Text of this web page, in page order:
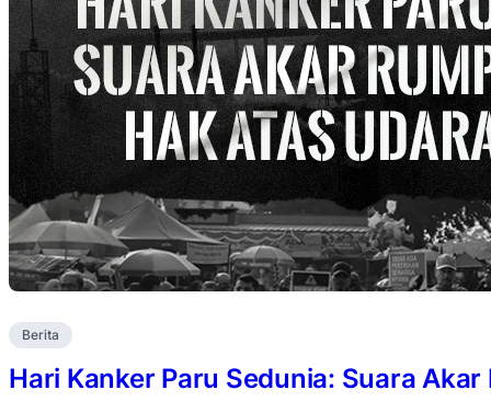
Berita
Hari Kanker Paru Sedunia: Suara